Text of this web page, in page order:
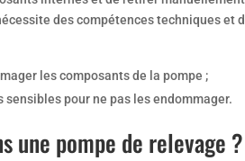
des compétences techniques et
les composants de la pompe ;
pour ne pas les endommager.
une pompe de relevage ?